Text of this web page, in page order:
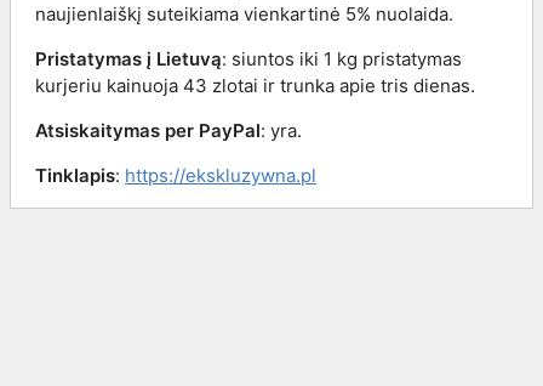
naujienlaiškį suteikiama vienkartinė 5% nuolaida.
Pristatymas į Lietuvą: siuntos iki 1 kg pristatymas
kurjeriu kainuoja 43 zlotai ir trunka apie tris dienas.
Atsiskaitymas per PayPal: yra.
Tinklapis: https://ekskluzywna.pl